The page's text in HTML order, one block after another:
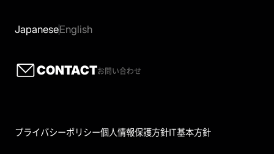
JapaneseEnglish
CONTACTお問い合わせ
プライバシーポリシー個人情報保護方針IT基本方針